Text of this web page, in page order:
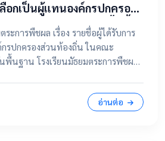
อกเป็นผู้แทนองค์กรปกครอง
ะกรรมการสถานศึกษาขั้นพื้น
ระการพืชผล เรื่อง รายชื่อผู้ได้รับการ
รปกครองส่วนท้องถิ่น ในคณะ
พื้นฐาน โรงเรียนมัธยมตระการพืชผล
อ่านต่อ